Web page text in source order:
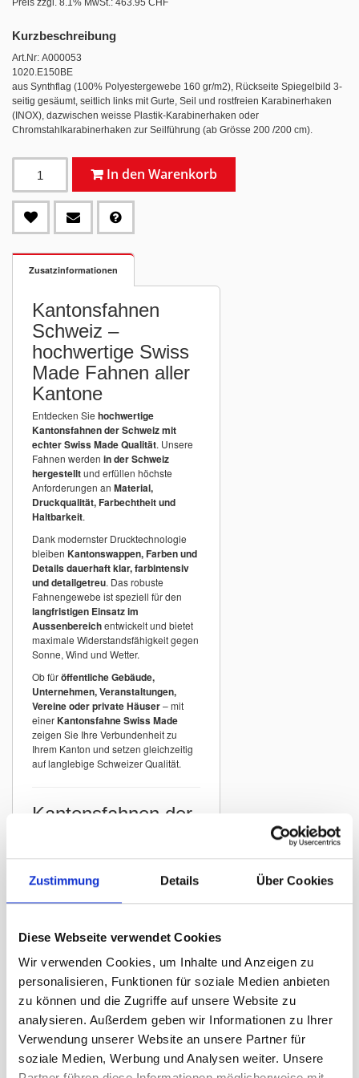
Zustimmung Details Über Cookies
Diese Webseite verwendet Cookies
Wir verwenden Cookies, um Inhalte und Anzeigen zu
personalisieren, Funktionen für soziale Medien anbieten
zu können und die Zugriffe auf unsere Website zu
analysieren. Außerdem geben wir Informationen zu Ihrer
Verwendung unserer Website an unsere Partner für
soziale Medien, Werbung und Analysen weiter. Unsere
Preis zzgl. 8.1% MwSt.: 463.95 CHF
Kurzbeschreibung
Art.Nr: A000053
1020.E150BE
aus Synthflag (100% Polyestergewebe 160 gr/m2), Rückseite Spiegelbild 3-
seitig gesäumt, seitlich links mit Gurte, Seil und rostfreien Karabinerhaken
(INOX), dazwischen weisse Plastik-Karabinerhaken oder
Chromstahlkarabinerhaken zur Seilführung (ab Grösse 200 /200 cm).
In den Warenkorb
Zusatzinformationen
Kantonsfahnen
Schweiz –
hochwertige Swiss
Made Fahnen aller
Kantone
Entdecken Sie hochwertige
Kantonsfahnen der Schweiz mit
echter Swiss Made Qualität. Unsere
Fahnen werden in der Schweiz
hergestelltund erfüllen höchste
Anforderungen an Material,
Druckqualität, Farbechtheit und
Haltbarkeit.
Dank modernster Drucktechnologie
bleiben Kantonswappen, Farben und
Details dauerhaft klar, farbintensiv
und detailgetreu. Das robuste
Fahnengewebe ist speziell für den
langfristigen Einsatz im
Aussenbereichentwickelt und bietet
maximale Widerstandsfähigkeit gegen
Sonne, Wind und Wetter.
Ob füröffentliche Gebäude,
Unternehmen, Veranstaltungen,
Vereine oder private Häuser– mit
einerKantonsfahne Swiss Made
zeigen Sie Ihre Verbundenheit zu
Ihrem Kanton und setzen gleichzeitig
auf langlebige Schweizer Qualität.
Kantonsfahnen der
In unserem Sortiment finden Sie
Kantonemit originalgetreuer
Darstellung der offiziellen Wappen.
Kantonsfahne Zürich
Kantonsfahne Bern
Kantonsfahne St. Gallen
Kantonsfahne Graubünden
Kantonsfahne Luzern
Kantonsfahne Thurgau